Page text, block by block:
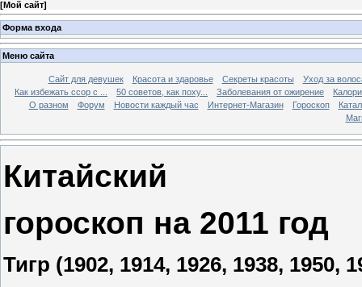
[Мой сайт]
Форма входа
Меню сайта
Сайт для девушек Красота и здаровье Секреты красоты
Уход за
Как избежать ссор с ...
50 советов, как поху... Заболевания от ожирение
О разном
Форум Новости каждый час Интернет-Магазин Гороскоп
Китайский
гороскоп на 2011 год
Тигр (1902, 1914, 1926, 1938, 1950,